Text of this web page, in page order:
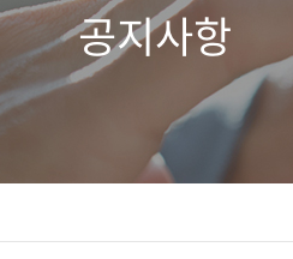
꿈꾸는 공장
숲퍼마켓
입주기업 DIY키트
공지사항